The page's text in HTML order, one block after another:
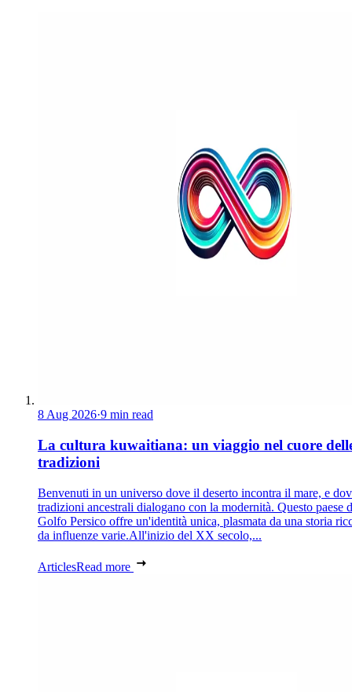
8 Aug 2026·9 min read
La cultura kuwaitiana: un viaggio nel cuore
tradizioni
Benvenuti in un universo dove il deserto incontra il mare, e
tradizioni ancestrali dialogano con la modernità. Questo paese
Golfo Persico offre un'identità unica, plasmata da una storia
da influenze varie.All'inizio del XX secolo,...
ArticlesRead more